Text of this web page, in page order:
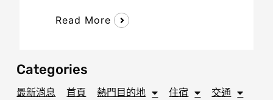
Read More
Categories
最新消息 首頁 熱門目的地 住宿 交通